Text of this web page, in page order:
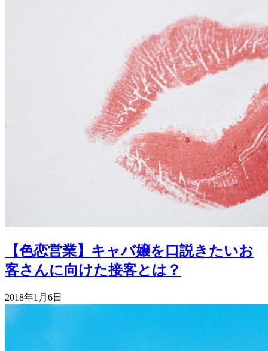
【色恋営業】キャバ嬢を口説きたいお
客さんに向けた接客とは？
2018年1月6日